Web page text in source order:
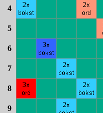
4
5
6
7
8
9